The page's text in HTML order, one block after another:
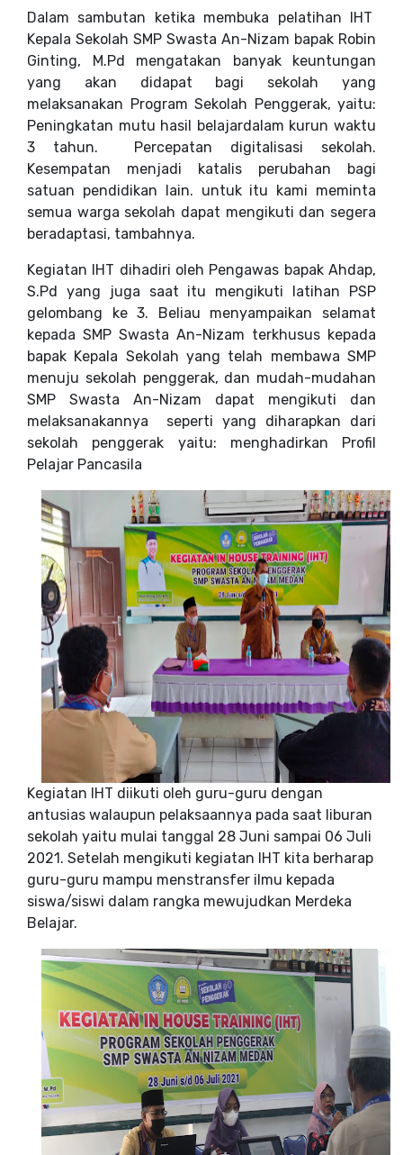
Dalam sambutan ketika membuka pelatihan IHT
Kepala Sekolah SMP Swasta An-Nizam bapak Robin
Ginting, M.Pd mengatakan banyak keuntungan
yang akan didapat bagi sekolah yang
melaksanakan Program Sekolah Penggerak, yaitu:
Peningkatan mutu hasil belajardalam kurun waktu
3 tahun. Percepatan digitalisasi sekolah.
Kesempatan menjadi katalis perubahan bagi
satuan pendidikan lain. untuk itu kami meminta
semua warga sekolah dapat mengikuti dan segera
beradaptasi, tambahnya.
Kegiatan IHT dihadiri oleh Pengawas bapak Ahdap,
S.Pd yang juga saat itu mengikuti latihan PSP
gelombang ke 3. Beliau menyampaikan selamat
kepada SMP Swasta An-Nizam terkhusus kepada
bapak Kepala Sekolah yang telah membawa SMP
menuju sekolah penggerak, dan mudah-mudahan
SMP Swasta An-Nizam dapat mengikuti dan
melaksanakannya seperti yang diharapkan dari
sekolah penggerak yaitu: menghadirkan Profil
Pelajar Pancasila
Kegiatan IHT diikuti oleh guru-guru dengan
antusias walaupun pelaksaannya pada saat liburan
sekolah yaitu mulai tanggal 28 Juni sampai 06 Juli
2021. Setelah mengikuti kegiatan IHT kita berharap
guru-guru mampu menstransfer ilmu kepada
siswa/siswi dalam rangka mewujudkan Merdeka
Belajar.